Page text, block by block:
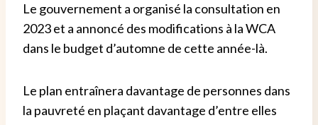
Le gouvernement a organisé la consultation en
2023 et a annoncé des modifications à la WCA
dans le budget d’automne de cette année-là.
Le plan entraînera davantage de personnes dans
la pauvreté en plaçant davantage d’entre elles